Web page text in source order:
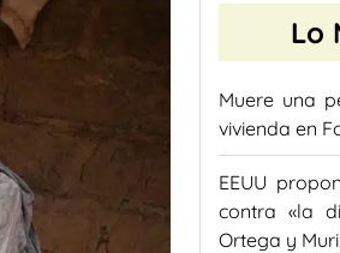
Lo
Muere una
vivienda en
EEUU
contra «la
Ortega y